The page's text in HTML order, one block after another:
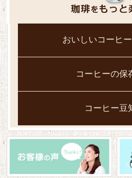
おいしいコーヒ
コーヒーの保
コーヒー豆